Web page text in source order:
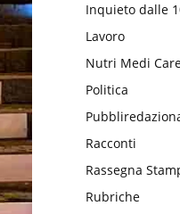
Inquieto dalle
Lavoro
Nutri Medi
Politica
Racconti
Rassegna
Rubriche